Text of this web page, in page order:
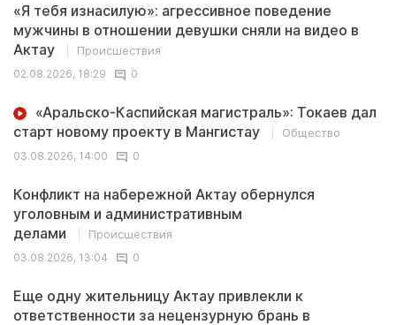
«Я тебя изнасилую»: агрессивное поведение
мужчины в отношении девушки сняли на видео в
Актау
Происшествия
02.08.2026, 18:29
0
«Аральско-Каспийская магистраль»: Токаев дал
старт новому проекту в Мангистау
Общество
03.08.2026, 14:00
0
Конфликт на набережной Актау обернулся
уголовным и административным
делами
Происшествия
03.08.2026, 13:04
0
Еще одну жительницу Актау привлекли к
ответственности за нецензурную брань в